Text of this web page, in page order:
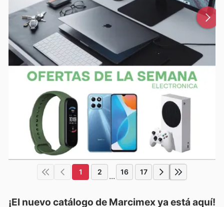
1 2 ... 16 17
¡El nuevo catálogo de Marcimexya está aquí!